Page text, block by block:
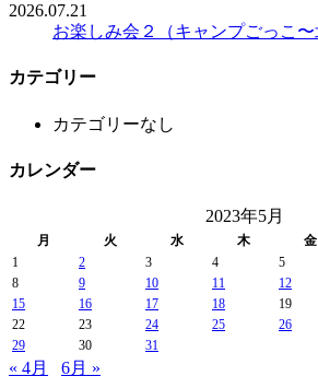
2026.07.21
お楽しみ会２（キャンプごっこ〜
カテゴリー
カテゴリーなし
カレンダー
2023年5月
月 火 水 木 金
1
2 3 4 5
8
9 10 11 12
15
16 17 18 19
22
23 24 25 26
29
30 31
« 4月 6月 »